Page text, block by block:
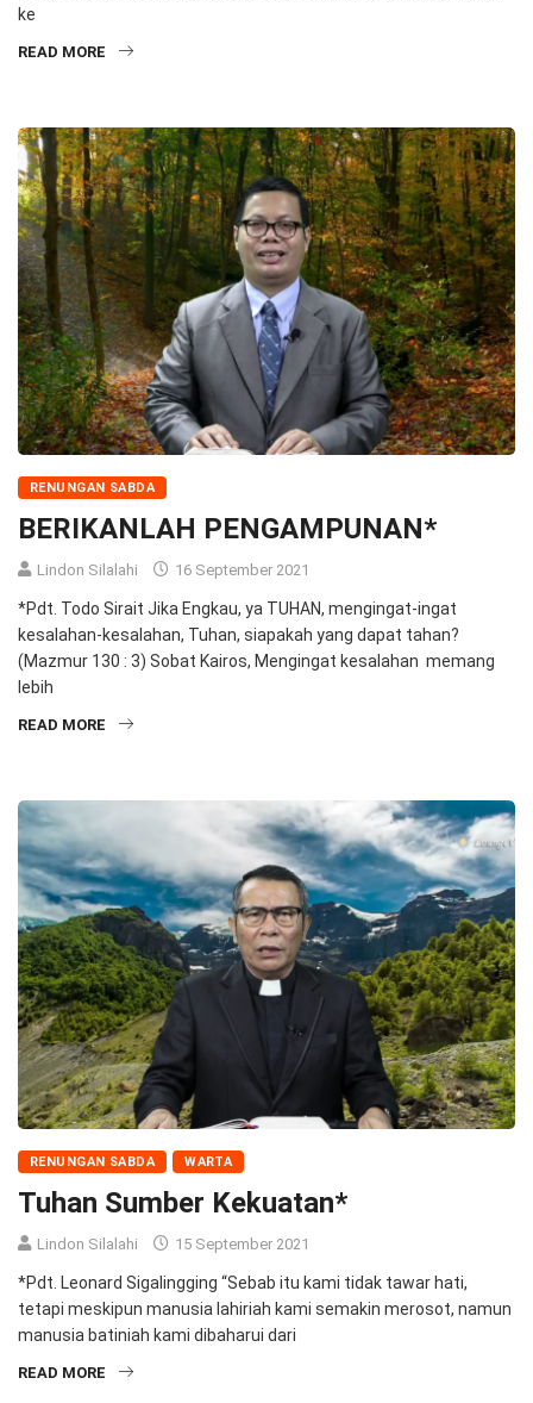
ke
READ MORE
RENUNGAN SABDA
BERIKANLAH PENGAMPUNAN*
Lindon Silalahi 16 September 2021
*Pdt. Todo Sirait Jika Engkau, ya TUHAN, mengingat-ingat
kesalahan-kesalahan, Tuhan, siapakah yang dapat tahan?
(Mazmur 130 : 3) Sobat Kairos, Mengingat kesalahan memang
lebih
READ MORE
RENUNGAN SABDA WARTA
Tuhan Sumber Kekuatan*
Lindon Silalahi 15 September 2021
*Pdt. Leonard Sigalingging “Sebab itu kami tidak tawar hati,
tetapi meskipun manusia lahiriah kami semakin merosot, namun
manusia batiniah kami dibaharui dari
READ MORE